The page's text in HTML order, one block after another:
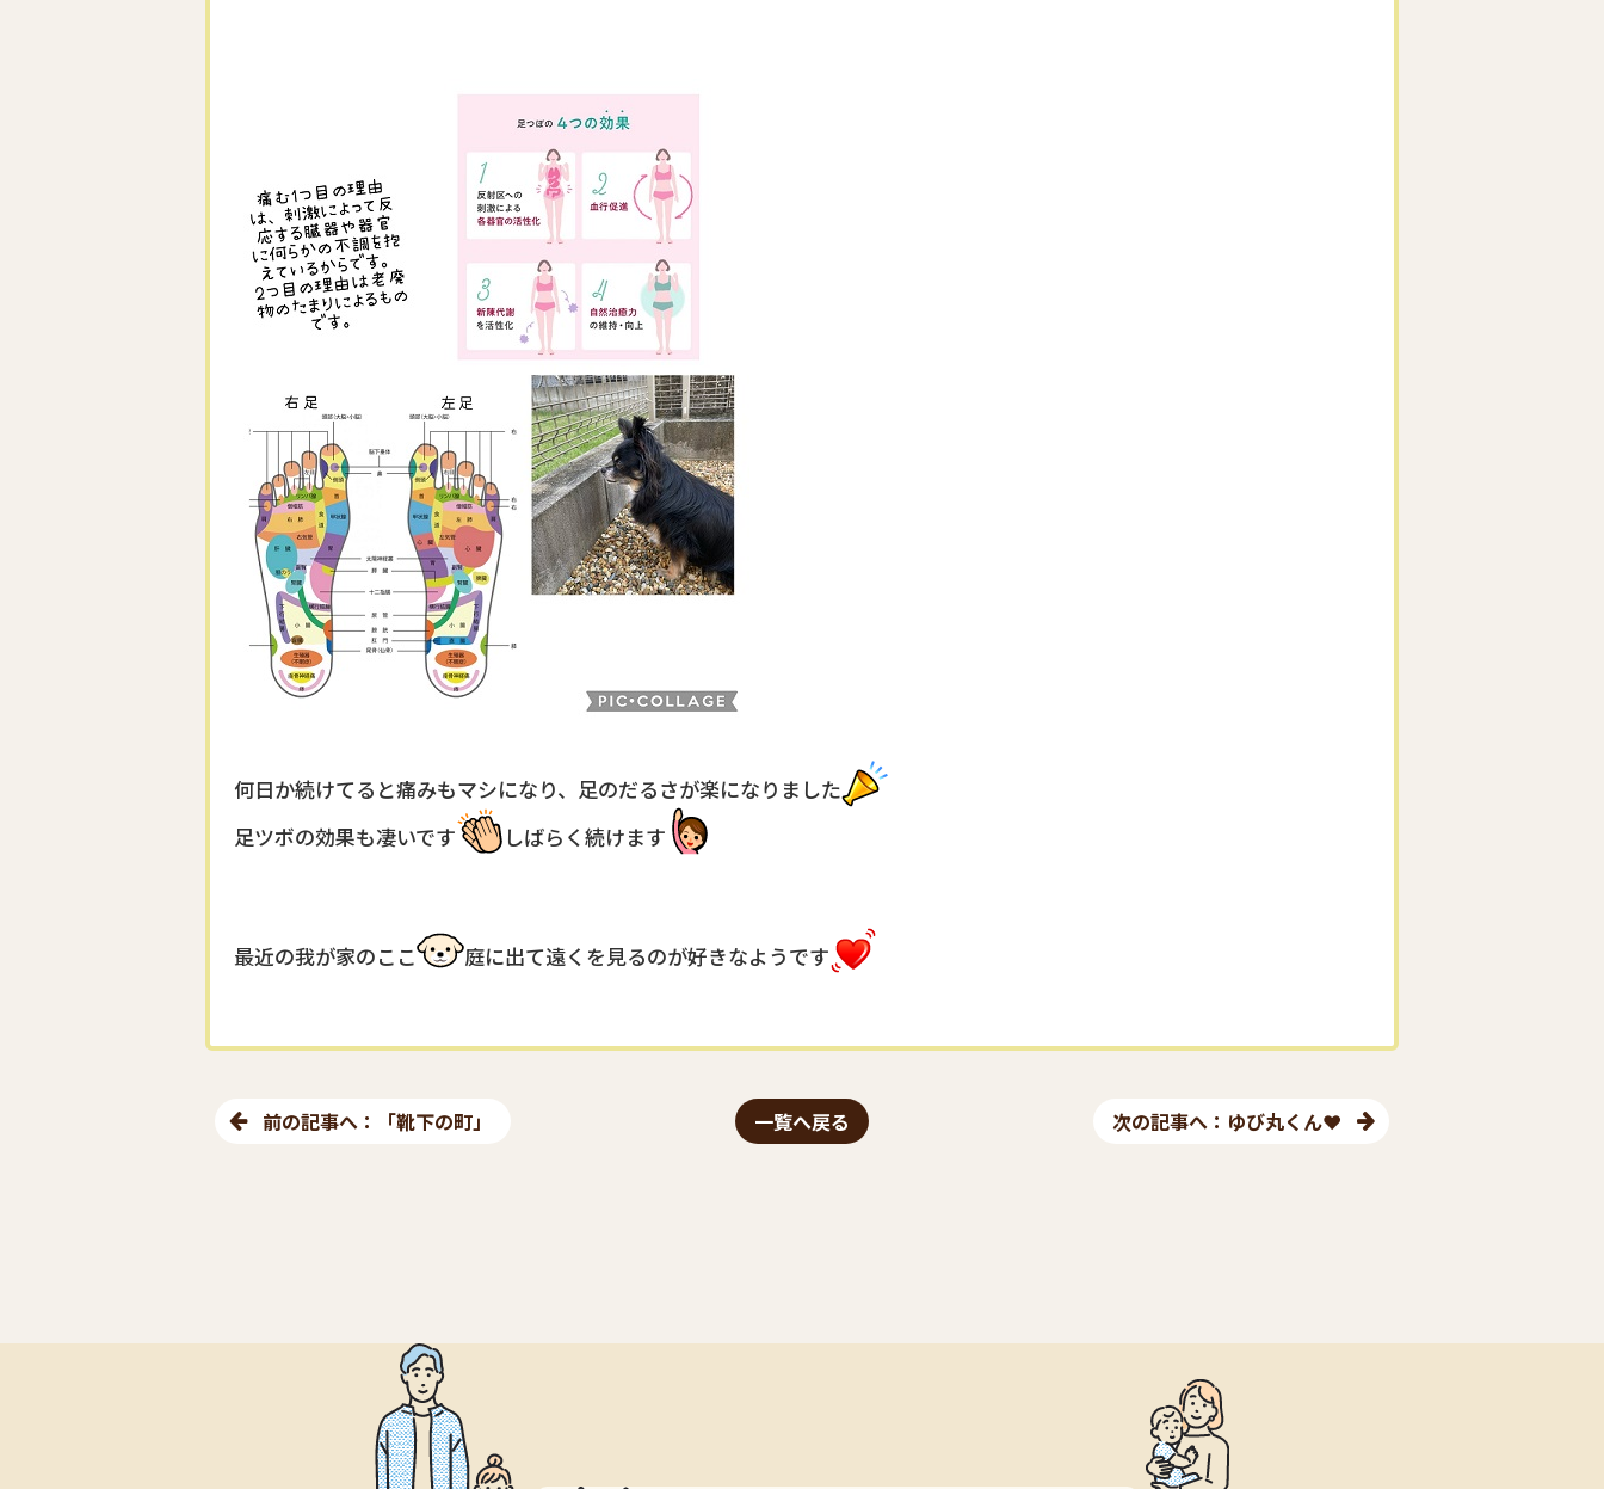
何日か続けてると痛みもマシになり、足のだるさが楽になりました
足ツボの効果も凄いです
しばらく続けます
最近の我が家のここ 庭に出て遠くを見るのが好きなようです
前の記事へ：「靴下の町」 一覧へ戻る 次の記事へ：ゆび丸くん❤︎